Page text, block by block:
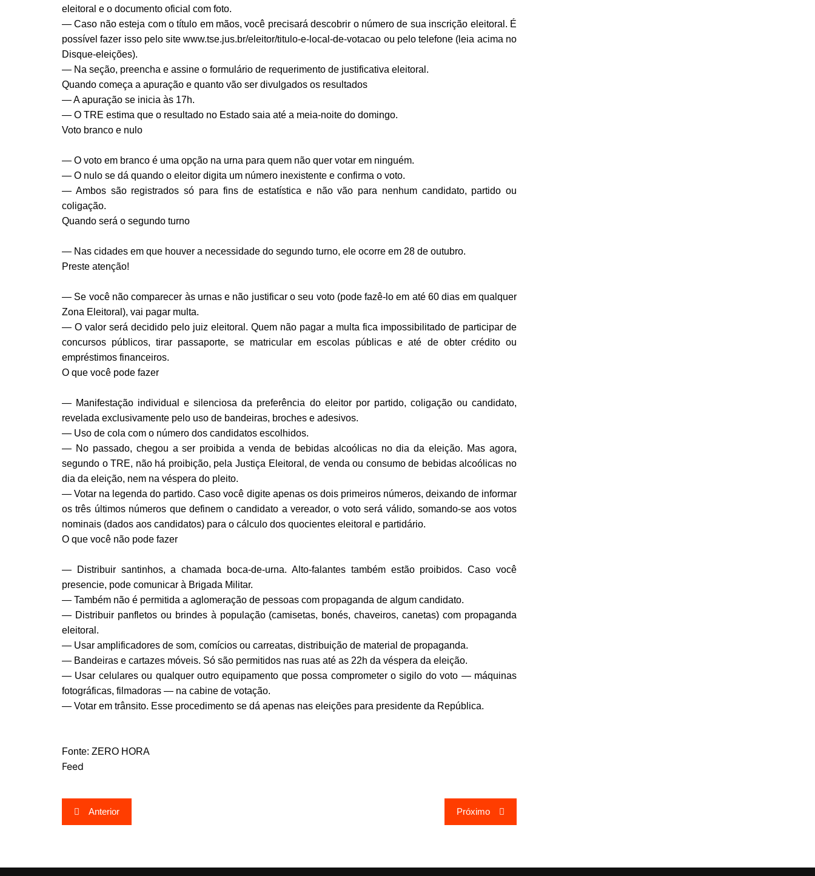
eleitoral e o documento oficial com foto.
— Caso não esteja com o título em mãos, você precisará descobrir o número de sua inscrição eleitoral. É
possível fazer isso pelo site www.tse.jus.br/eleitor/titulo-e-local-de-votacao ou pelo telefone (leia acima no
Disque-eleições).
— Na seção, preencha e assine o formulário de requerimento de justificativa eleitoral.
Quando começa a apuração e quanto vão ser divulgados os resultados
— A apuração se inicia às 17h.
— O TRE estima que o resultado no Estado saia até a meia-noite do domingo.
Voto branco e nulo
— O voto em branco é uma opção na urna para quem não quer votar em ninguém.
— O nulo se dá quando o eleitor digita um número inexistente e confirma o voto.
— Ambos são registrados só para fins de estatística e não vão para nenhum candidato, partido ou
coligação.
Quando será o segundo turno
— Nas cidades em que houver a necessidade do segundo turno, ele ocorre em 28 de outubro.
Preste atenção!
— Se você não comparecer às urnas e não justificar o seu voto (pode fazê-lo em até 60 dias em qualquer
Zona Eleitoral), vai pagar multa.
— O valor será decidido pelo juiz eleitoral. Quem não pagar a multa fica impossibilitado de participar de
concursos públicos, tirar passaporte, se matricular em escolas públicas e até de obter crédito ou
empréstimos financeiros.
O que você pode fazer
— Manifestação individual e silenciosa da preferência do eleitor por partido, coligação ou candidato,
revelada exclusivamente pelo uso de bandeiras, broches e adesivos.
— Uso de cola com o número dos candidatos escolhidos.
— No passado, chegou a ser proibida a venda de bebidas alcoólicas no dia da eleição. Mas agora,
segundo o TRE, não há proibição, pela Justiça Eleitoral, de venda ou consumo de bebidas alcoólicas no
dia da eleição, nem na véspera do pleito.
— Votar na legenda do partido. Caso você digite apenas os dois primeiros números, deixando de informar
os três últimos números que definem o candidato a vereador, o voto será válido, somando-se aos votos
nominais (dados aos candidatos) para o cálculo dos quocientes eleitoral e partidário.
O que você não pode fazer
— Distribuir santinhos, a chamada boca-de-urna. Alto-falantes também estão proibidos. Caso você
presencie, pode comunicar à Brigada Militar.
— Também não é permitida a aglomeração de pessoas com propaganda de algum candidato.
— Distribuir panfletos ou brindes à população (camisetas, bonés, chaveiros, canetas) com propaganda
eleitoral.
— Usar amplificadores de som, comícios ou carreatas, distribuição de material de propaganda.
— Bandeiras e cartazes móveis. Só são permitidos nas ruas até as 22h da véspera da eleição.
— Usar celulares ou qualquer outro equipamento que possa comprometer o sigilo do voto — máquinas
fotográficas, filmadoras — na cabine de votação.
— Votar em trânsito. Esse procedimento se dá apenas nas eleições para presidente da República.
Fonte: ZERO HORA
Feed
Navegação
de
Anterior Próximo